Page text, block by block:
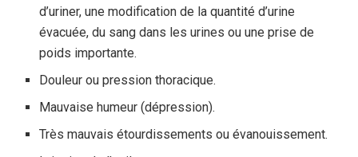
d’uriner, une modification de la quantité d’urine
évacuée, du sang dans les urines ou une prise de
poids importante.
Douleur ou pression thoracique.
Mauvaise humeur (dépression).
Très mauvais étourdissements ou évanouissement.